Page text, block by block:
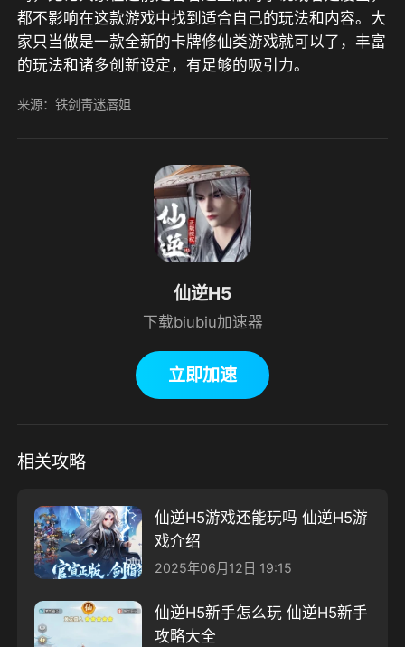
都不影响在这款游戏中找到适合自己的玩法和内容。大
家只当做是一款全新的卡牌修仙类游戏就可以了，丰富
的玩法和诸多创新设定，有足够的吸引力。
来源：铁剑靑迷唇姐
仙逆H5
下载biubiu加速器
立即加速
相关攻略
仙逆H5游戏还能玩吗 仙逆H5游
戏介绍
2025年06月12日 19:15
仙逆H5新手怎么玩 仙逆H5新手
攻略大全